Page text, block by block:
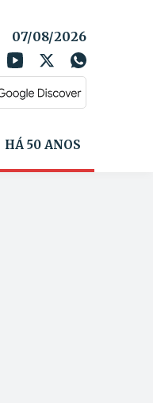
07/08/2026
HÁ 50 ANOS